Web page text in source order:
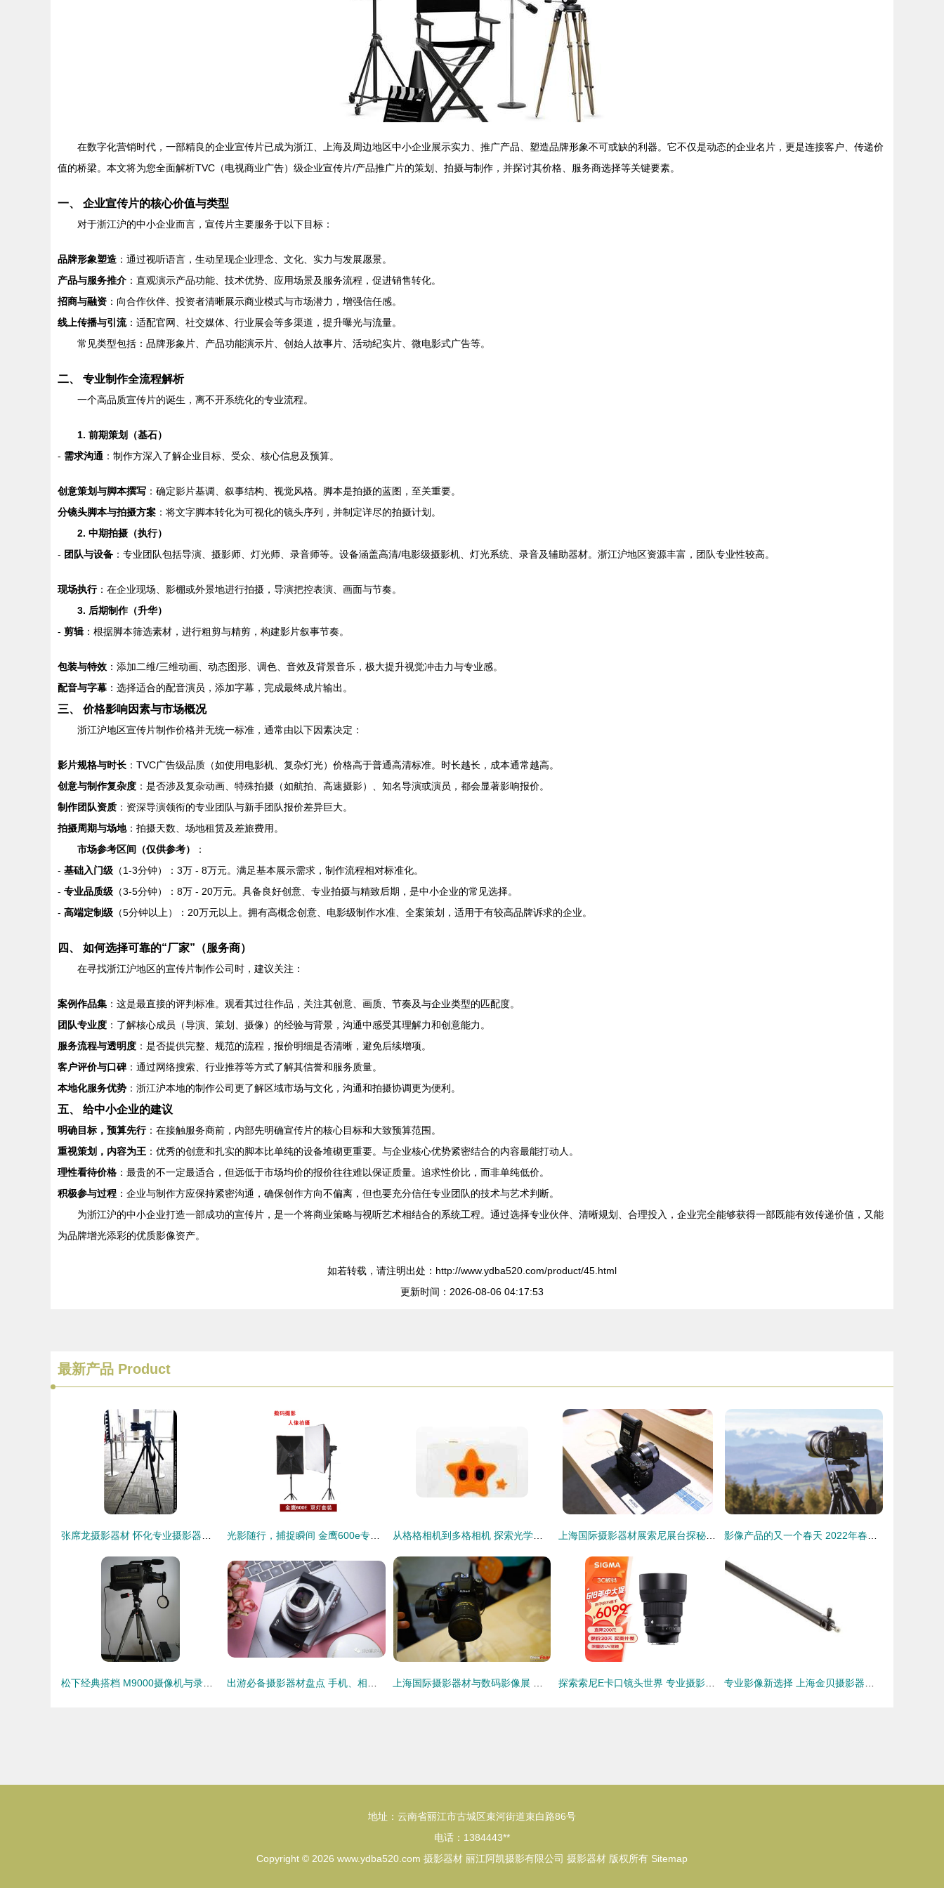
在数字化营销时代，一部精良的企业宣传片已成为浙江、上海及周边地区中小企业展示实力、推广产品、塑造品牌形象不可或缺的利器。它不仅是动态的企业名片，更是连接客户、传递价
值的桥梁。本文将为您全面解析TVC（电视商业广告）级企业宣传片/产品推广片的策划、拍摄与制作，并探讨其价格、服务商选择等关键要素。
一、 企业宣传片的核心价值与类型
对于浙江沪的中小企业而言，宣传片主要服务于以下目标：
品牌形象塑造 ：通过视听语言，生动呈现企业理念、文化、实力与发展愿景。
产品与服务推介 ：直观演示产品功能、技术优势、应用场景及服务流程，促进销售转化。
招商与融资 ：向合作伙伴、投资者清晰展示商业模式与市场潜力，增强信任感。
线上传播与引流：适配官网、社交媒体、行业展会等多渠道，提升曝光与流量。
常见类型包括：品牌形象片、产品功能演示片、创始人故事片、活动纪实片、微电影式广告等。
二、 专业制作全流程解析
一个高品质宣传片的诞生，离不开系统化的专业流程。
1. 前期策划（基石）
- 需求沟通 ：制作方深入了解企业目标、受众、核心信息及预算。
创意策划与脚本撰写 ：确定影片基调、叙事结构、视觉风格。脚本是拍摄的蓝图，至关重要。
分镜头脚本与拍摄方案 ：将文字脚本转化为可视化的镜头序列，并制定详尽的拍摄计划。
2. 中期拍摄（执行）
- 团队与设备 ：专业团队包括导演、摄影师、灯光师、录音师等。设备涵盖高清/电影级摄影机、灯光系统、录音及辅助器材。浙江沪地区资源丰富，团队专业性较高。
现场执行：在企业现场、影棚或外景地进行拍摄，导演把控表演、画面与节奏。
3. 后期制作（升华）
- 剪辑 ：根据脚本筛选素材，进行粗剪与精剪，构建影片叙事节奏。
包装与特效 ：添加二维/三维动画、动态图形、调色、音效及背景音乐，极大提升视觉冲击力与专业感。
配音与字幕 ：选择适合的配音演员，添加字幕，完成最终成片输出。
三、 价格影响因素与市场概况
浙江沪地区宣传片制作价格并无统一标准，通常由以下因素决定：
影片规格与时长 ：TVC广告级品质（如使用电影机、复杂灯光）价格高于普通高清标准。时长越长，成本通常越高。
创意与制作复杂度 ：是否涉及复杂动画、特殊拍摄（如航拍、高速摄影）、知名导演或演员，都会显著影响报价。
制作团队资质 ：资深导演领衔的专业团队与新手团队报价差异巨大。
拍摄周期与场地：拍摄天数、场地租赁及差旅费用。
市场参考区间（仅供参考）
：
- 基础入门级 （1-3分钟）：3万 - 8万元。满足基本展示需求，制作流程相对标准化。
- 专业品质级 （3-5分钟）：8万 - 20万元。具备良好创意、专业拍摄与精致后期，是中小企业的常见选择。
- 高端定制级 （5分钟以上）：20万元以上。拥有高概念创意、电影级制作水准、全案策划，适用于有较高品牌诉求的企业。
四、 如何选择可靠的“厂家”（服务商）
在寻找浙江沪地区的宣传片制作公司时，建议关注：
案例作品集 ：这是最直接的评判标准。观看其过往作品，关注其创意、画质、节奏及与企业类型的匹配度。
团队专业度 ：了解核心成员（导演、策划、摄像）的经验与背景，沟通中感受其理解力和创意能力。
服务流程与透明度 ：是否提供完整、规范的流程，报价明细是否清晰，避免后续增项。
客户评价与口碑 ：通过网络搜索、行业推荐等方式了解其信誉和服务质量。
本地化服务优势 ：浙江沪本地的制作公司更了解区域市场与文化，沟通和拍摄协调更为便利。
五、 给中小企业的建议
明确目标，预算先行：在接触服务商前，内部先明确宣传片的核心目标和大致预算范围。
重视策划，内容为王 ：优秀的创意和扎实的脚本比单纯的设备堆砌更重要。与企业核心优势紧密结合的内容最能打动人。
理性看待价格 ：最贵的不一定最适合，但远低于市场均价的报价往往难以保证质量。追求性价比，而非单纯低价。
积极参与过程 ：企业与制作方应保持紧密沟通，确保创作方向不偏离，但也要充分信任专业团队的技术与艺术判断。
为浙江沪的中小企业打造一部成功的宣传片，是一个将商业策略与视听艺术相结合的系统工程。通过选择专业伙伴、清晰规划、合理投入，企业完全能够获得一部既能有效传递价值，又能
为品牌增光添彩的优质影像资产。
如若转载，请注明出处：http://www.ydba520.com/product/45.html
更新时间：2026-08-06 04:17:53
最新产品 Product
地址：云南省丽江市古城区束河街道束白路86号
电话：1384443**
Copyright © 2026 www.ydba520.com 摄影器材 丽江阿凯摄影有限公司 摄影器材 版权所有 Sitemap